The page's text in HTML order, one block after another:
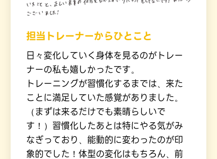
担当トレーナーからひとこと
日々変化していく身体を見るのがトレー
ナーの私も嬉しかったです。
トレーニングが習慣化するまでは、来た
ことに満足していた感覚がありました。
（まずは来るだけでも素晴らしいで
す！）習慣化したあとは特にやる気がみ
なぎっており、能動的に変わったのが印
象的でした！体型の変化はもちろん、前